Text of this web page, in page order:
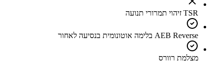
TSR זיהוי תמרורי תנועה
AEB Reverse בלימה אוטונומית בנסיעה לאחור
מצלמת רוורס